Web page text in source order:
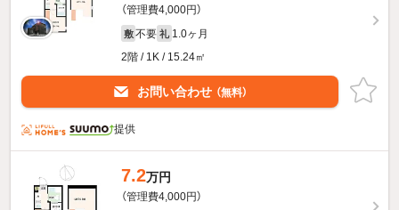
（管理費4,000円）
敷 不要 礼 1.0ヶ月
2階 / 1K / 15.24㎡
お問い合わせ （無料）
提供
7.2万円
（管理費4,000円）